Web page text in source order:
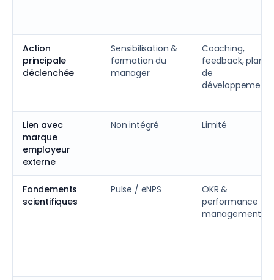
Action
principale
déclenchée
Sensibilisation &
formation du
manager
Coaching,
feedback, plan
de
développement
Lien avec
marque
employeur
externe
Non intégré Limité
Fondements
scientifiques
Pulse / eNPS
OKR &
performance
management